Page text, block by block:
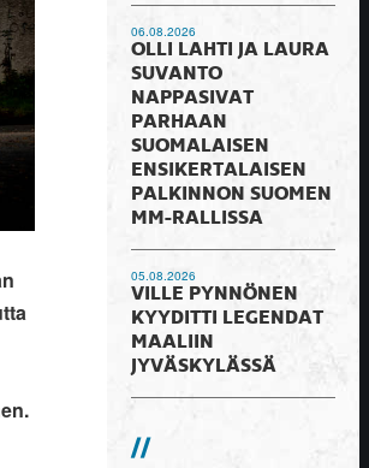
06.08.2026
OLLI LAHTI JA LAURA
SUVANTO
NAPPASIVAT
PARHAAN
SUOMALAISEN
ENSIKERTALAISEN
PALKINNON SUOMEN
MM-RALLISSA
05.08.2026
VILLE PYNNÖNEN
KYYDITTI LEGENDAT
MAALIIN
JYVÄSKYLÄSSÄ